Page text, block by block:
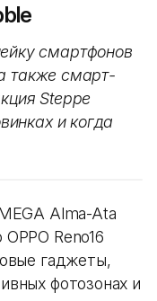
смартфонов
а также смарт-
Steppe
и когда
Alma-Ata
Reno16
гаджеты,
фотозонах и